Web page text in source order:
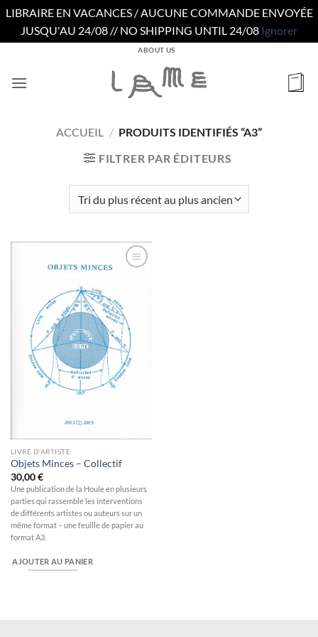
LIBRAIRE EN VACANCES / AUCUNE COMMANDE ENVOYÉE
JUSQU'AU 24/08 // NO SHIPPING UNTIL 24/08 Ignorer
contenu
ABOUT US
ACCUEIL / PRODUITS IDENTIFIÉS “A3”
FILTRER PAR ÉDITEURS
LIVRE D'ARTISTE
Objets Minces – Collectif
30,00€
Une publication de la Houle en plusieurs
parties qui rassemble les interventions
de différents artistes ou auteurs sur un
même format – une feuille de papier au
format A3.
AJOUTER AU PANIER